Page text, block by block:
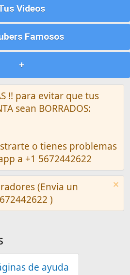
Videos
Famosos
+
!! para evitar que tus
sean BORRADOS:
o tienes problemas
a +1 5672442622
(Envia un
)
de ayuda